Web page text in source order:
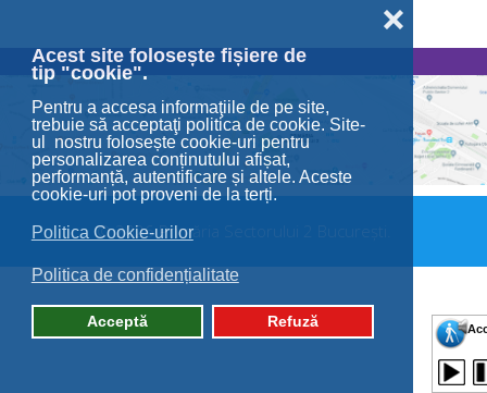
Acest site folosește fișiere de
tip "cookie".
Pentru a accesa informaţiile de pe site,
trebuie să acceptaţi politica de cookie. Site-
ul nostru folosește cookie-uri pentru
personalizarea conținutului afișat,
performanță, autentificare și altele. Aceste
cookie-uri pot proveni de la terți.
Politica Cookie-urilor
Politica de confidențialitate
Acceptă Refuză
❌
© 2026 Primăria Sectorului 2 București.